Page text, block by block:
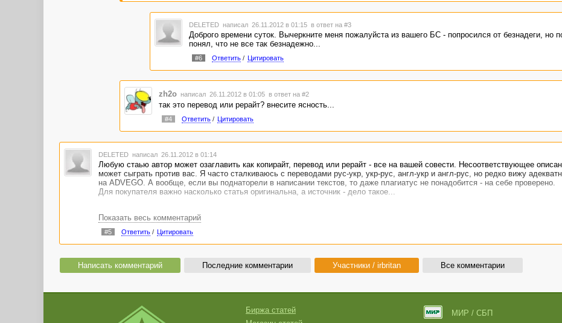
DELETED написал 26.11.2012 в 01:15 в ответ на #3
Доброго времени суток. Вычеркните меня пожалуйста из вашего БС - попросился от безнадеги, но
понял, что не все так безнадежно...
#6 Ответить/ Цитировать
zh2o написал 26.11.2012 в 01:05 в ответ на #2
так это перевод или рерайт? внесите ясность...
#4 Ответить/ Цитировать
DELETED написал 26.11.2012 в 01:14
Любую стаью автор может озаглавить как копирайт, перевод или рерайт - все на вашей совести. Несоответствующее
может сыграть против вас. Я часто сталкиваюсь с переводами рус-укр, укр-рус, англ-укр и англ-рус, но редко вижу
на ADVEGO. А вообще, если вы поднаторели в написании текстов, то даже плагиатус не понадобится - на себе проверено.
Для покупателя важно насколько статья оригинальна, а источник - дело такое...
Показать весь комментарий
#5 Ответить/ Цитировать
Написать комментарий Последние комментарии Участники / irbritan Все комментарии
Биржа статей
МИР / СБП